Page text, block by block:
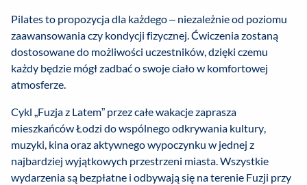
Pilates to propozycja dla każdego – niezależnie od poziomu
zaawansowania czy kondycji fizycznej. Ćwiczenia zostaną
dostosowane do możliwości uczestników, dzięki czemu
każdy będzie mógł zadbać o swoje ciało w komfortowej
atmosferze.
Cykl „Fuzja z Latem” przez całe wakacje zaprasza
mieszkańców Łodzi do wspólnego odkrywania kultury,
muzyki, kina oraz aktywnego wypoczynku w jednej z
najbardziej wyjątkowych przestrzeni miasta. Wszystkie
wydarzenia są bezpłatne i odbywają się na terenie Fuzji przy